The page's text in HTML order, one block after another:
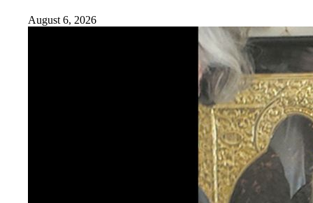
August 6, 2026